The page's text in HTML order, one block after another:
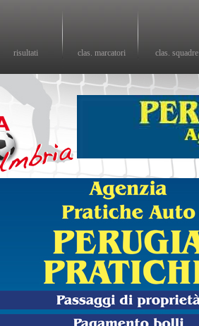
risultati clas. marcatori clas. squadre